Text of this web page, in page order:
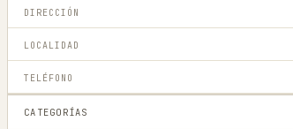
DIRECCIÓN
LOCALIDAD
TELÉFONO
CATEGORÍAS